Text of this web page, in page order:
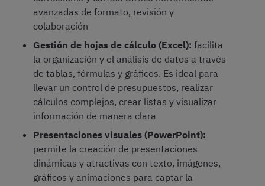
avanzadas de formato, revisión y
colaboración
Gestión de hojas de cálculo (Excel): facilita
la organización y el análisis de datos a través
de tablas, fórmulas y gráficos. Es ideal para
llevar un control de presupuestos, realizar
cálculos complejos, crear listas y visualizar
información de manera clara
Presentaciones visuales (PowerPoint):
permite la creación de presentaciones
dinámicas y atractivas con texto, imágenes,
gráficos y animaciones para captar la